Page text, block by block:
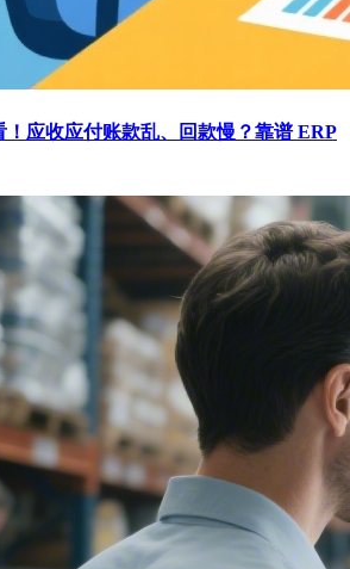
！应收应付账款乱、回款慢？靠谱 ERP